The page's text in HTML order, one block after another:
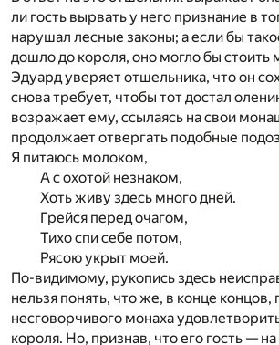
ли гость вырвать у него признание в
нарушал лесные законы; а если бы
дошло до короля, оно могло бы стоить
Эдуард уверяет отшельника, что он
снова требует, чтобы тот достал
возражает ему, ссылаясь на свои
продолжает отвергать подобные
Я питаюсь молоком,
А с охотой незнаком,
Хоть живу здесь много дней.
Грейся перед очагом,
Тихо спи себе потом,
Рясою укрыт моей.
По-видимому, рукопись здесь
нельзя понять, что же, в конце
несговорчивого монаха
короля. Но, признав, что его гость —